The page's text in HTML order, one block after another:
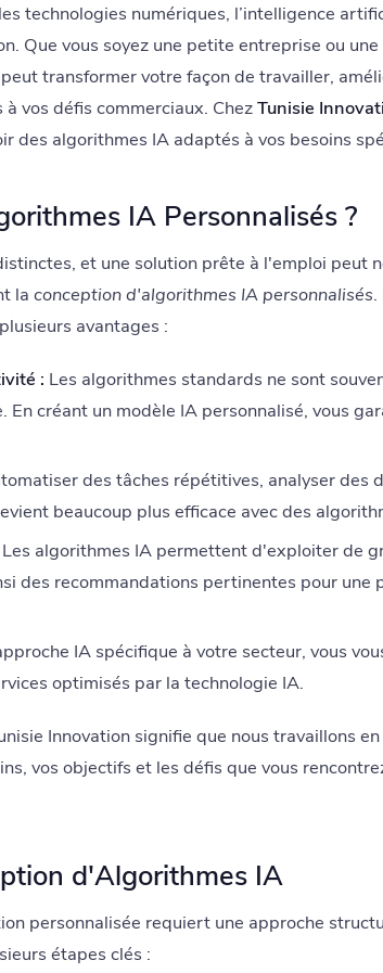
technologies numériques, l’intelligence
Que vous soyez une petite entreprise ou
transformer votre façon de travailler,
vos défis commerciaux. ChezTunisie
des algorithmes IA adaptés à vos besoins
IA Personnalisés ?
et une solution prête à l'emploi peut
la conception d'algorithmes IA personnalisés
avantages :
: Les algorithmes standards ne sont
créant un modèle IA personnalisé, vous
des tâches répétitives, analyser des
beaucoup plus efficace avec des
Les algorithmes IA permettent d'exploiter de
des recommandations pertinentes pour une
IA spécifique à votre secteur, vous
optimisés par la technologie IA.
Innovation signifie que nous travaillons
vos objectifs et les défis que vous
d'Algorithmes IA
personnalisée requiert une approche
étapes clés :